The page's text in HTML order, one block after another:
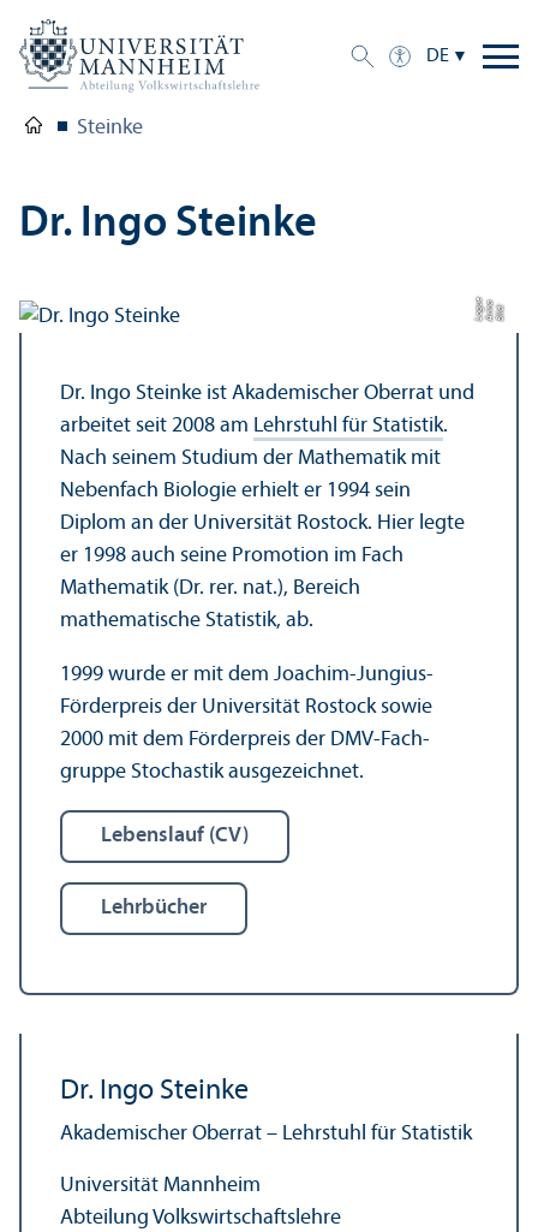
DE
Steinke
Dr. Ingo Steinke
Bil
d:
A
n
n
aL
o
g
u
e
Dr. Ingo Steinke ist Akademischer Oberrat und
arbeitet seit 2008 am Lehr­stuhl für Statistik.
Nach seinem Studium der Mathematik mit
Nebenfach Biologie erhielt er 1994 sein
Diplom an der Universität Rostock. Hier legte
er 1998 auch seine Promotion im Fach
Mathematik (Dr. rer. nat.), Bereich
mathematische Statistik, ab.
1999 wurde er mit dem Joachim-Jungius-
Förderpreis der Universität Rostock sowie
2000 mit dem Förderpreis der DMV-Fach­
gruppe Stochastik ausgezeichnet.
Lebens­lauf (CV)
Lehr­bücher
Dr. Ingo Steinke
Akademischer Oberrat – Lehr­stuhl für Statistik
Universität Mannheim
Abteilung Volkswirtschafts­lehre